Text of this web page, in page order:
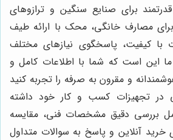
برای صنایع سنگین و ترازوهای
برای مصارف خانگی، محک با ارائه طیف
با کیفیت، پاسخگوی نیازهای مختلف
این است که شما با اطلاعات کامل و
و مقرون به صرفه را تجربه کنید
در تجهیزات کسب و کار خود داشته
بررسی دقیق مشخصات فنی، مقایسه
خرید آنلاین و پاسخ به سوالات متداول